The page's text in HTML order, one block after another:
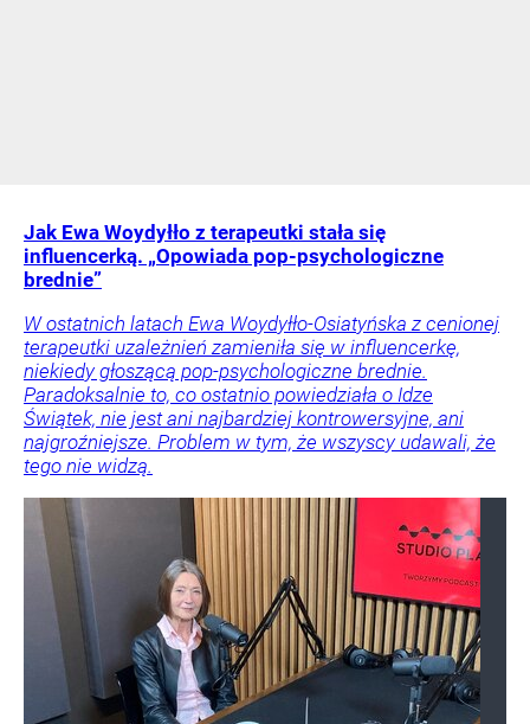
Jak Ewa Woydyłło z terapeutki stała się
influencerką. „Opowiada pop-psychologiczne
brednie”
W ostatnich latach Ewa Woydyłło-Osiatyńska z cenionej
terapeutki uzależnień zamieniła się w influencerkę,
niekiedy głoszącą pop-psychologiczne brednie.
Paradoksalnie to, co ostatnio powiedziała o Idze
Świątek, nie jest ani najbardziej kontrowersyjne, ani
najgroźniejsze. Problem w tym, że wszyscy udawali, że
tego nie widzą.